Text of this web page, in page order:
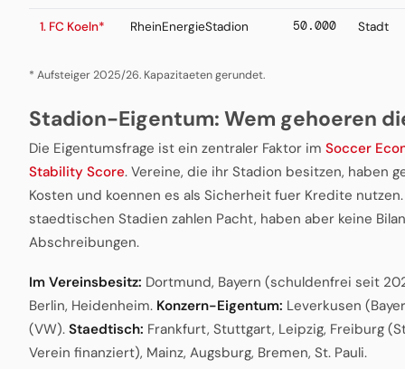
1. FC Koeln* RheinEnergieStadion 50.000 Stadt
* Aufsteiger 2025/26. Kapazitaeten gerundet.
Stadion-Eigentum: Wem gehoeren
Die Eigentumsfrage ist ein zentraler Faktor im Soccer
Stability Score. Vereine, die ihr Stadion besitzen, haben
Kosten und koennen es als Sicherheit fuer Kredite
staedtischen Stadien zahlen Pacht, haben aber keine
Abschreibungen.
Im Vereinsbesitz: Dortmund, Bayern (schuldenfrei seit
Berlin, Heidenheim. Konzern-Eigentum: Leverkusen
(VW). Staedtisch: Frankfurt, Stuttgart, Leipzig, Freiburg
Verein finanziert), Mainz, Augsburg, Bremen, St. Pauli.